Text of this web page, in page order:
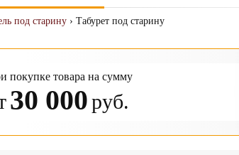
под старину › Табурет под старину
покупке товара на сумму
30 000руб.